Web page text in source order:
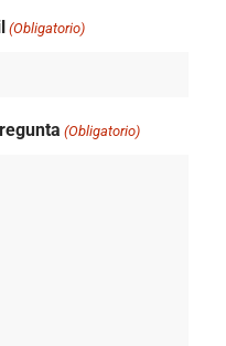
(Obligatorio)
(Obligatorio)